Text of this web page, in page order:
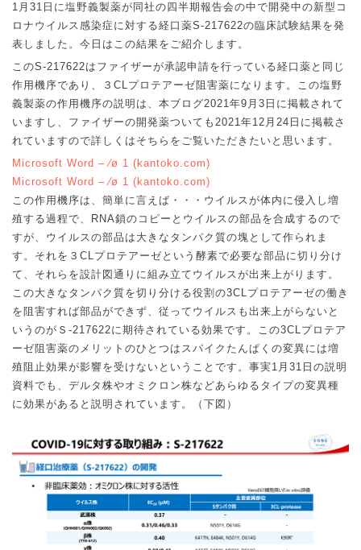
1 月 31 日に塩野義製薬が同社の四半期報告会の中で開発中の新型コ
ロナウイルス感染症に対する経口薬S-217622の臨床試験結果を発
表しました。今日はこの結果をご紹介します。
このS-217622はファイザーが承認申請を行っている経口薬と同じ
作用機序であり、３ CLプロテアーゼ阻害薬になります。この塩野
義製薬の作用機序の説明は、本ブログ2021年9 月 3 日に掲載されて
いますし、ファイザーの開発薬ついても 2021年12 月 24 日に掲載さ
れていますので詳しくはそちらをご覧いただきたいと思います。
Microsoft Word – ⁄ø 1 (kantoko.com)
Microsoft Word – ⁄ø 1 (kantoko.com)
この作用機序は、簡単に言えば・・・ウイルスが体内に侵入し増
殖する過程で、
RNA鎖のコピーとウイルスの部品を合成するので
すが、ウイルスの部品は大きなタンパク質の塊として作られま
す。それを３ CLプロテアーゼという酵素で必要な部品に切り分け
て、それらを設計図通りに組み立てウイルスが出来上がります。
この大きなタンパク質を切り分ける役割の3CLプロテアーゼの働き
を阻害すれば部品ができず、従ってウイルスも出来上がらないと
いうのがＳ -217622に期待されている効果です。この3CLプロテア
ーゼ阻害薬のメリットのひとつはスパイクたんぱくの変異には増
殖阻止効果が影響を受けないということです。事実1 月 31 日の説明
資料でも、デルタ株やオミクロン株などあらゆるタイプの変異種
に効果があると説明されています。（下図）